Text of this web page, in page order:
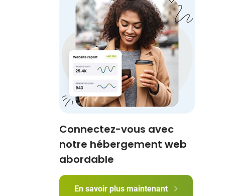
Connectez-vous avec
notre hébergement web
abordable
En savoir plus maintenant